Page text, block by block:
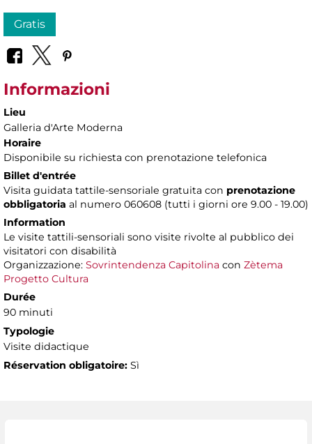
Gratis
Informazioni
Lieu
Galleria d'Arte Moderna
Horaire
Disponibile su richiesta con prenotazione telefonica
Billet d'entrée
Visita guidata tattile-sensoriale gratuita con prenotazione
obbligatoria al numero 060608 (tutti i giorni ore 9.00 - 19.00)
Information
Le visite tattili-sensoriali sono visite rivolte al pubblico dei
visitatori con disabilità
Organizzazione: Sovrintendenza Capitolina con Zètema
Progetto Cultura
Durée
90 minuti
Typologie
Visite didactique
Réservation obligatoire: Sì